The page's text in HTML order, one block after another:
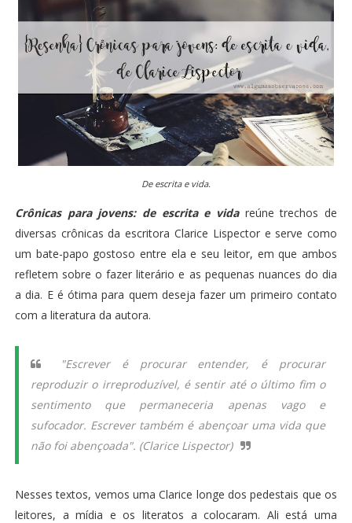
De escrita e vida.
Crônicas para jovens: de escrita e vidareúne trechos de
diversas crônicas da escritora Clarice Lispector e serve como
um bate-papo gostoso entre ela e seu leitor, em que ambos
refletem sobre o fazer literário e as pequenas nuances do dia
a dia. E é ótima para quem deseja fazer um primeiro contato
com a literatura da autora.
"Escrever é procurar entender, é procurar
reproduzir o irreproduzível, é sentir até o último fim o
sentimento que permaneceria apenas vago e
sufocador. Escrever também é abençoar uma vida que
não foi abençoada". (Clarice Lispector)
Nesses textos, vemos uma Clarice longe dos pedestais que os
leitores, a mídia e os literatos a colocaram. Ali está uma